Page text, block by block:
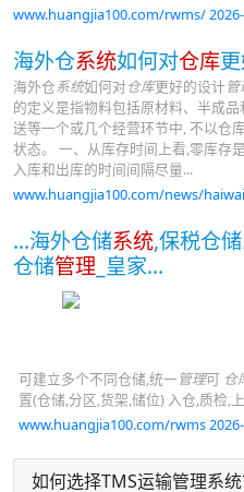
www.huangjia100.com/rwms/
海外仓系统如何对仓库
海外仓系统如何对仓库更好的设计管
的定义是指物料包括原材料、半成
送等一个或几个经营环节中, 不以仓
状态。 一、从库存时间上看,零库存
入库和出库的时间间隔尽量...
www.huangjia100.com/news/
...海外仓储系统,保税仓
仓储管理 _皇家...
可建立多个不同仓储,统一管理可 仓
置(仓储,分区,货架,储位) 入仓,质检,
www.huangjia100.com/rwms
如何选择TMS运输管理系统